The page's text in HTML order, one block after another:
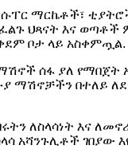
ማርኬቶች፣
ህጻናት እና ወጣቶች
ቦታ ላይ አስቀምጧል.
ሰፋ ያለ
በተለይ
ለስላሳነት እና
አሻንጉሊቶች ገበያው